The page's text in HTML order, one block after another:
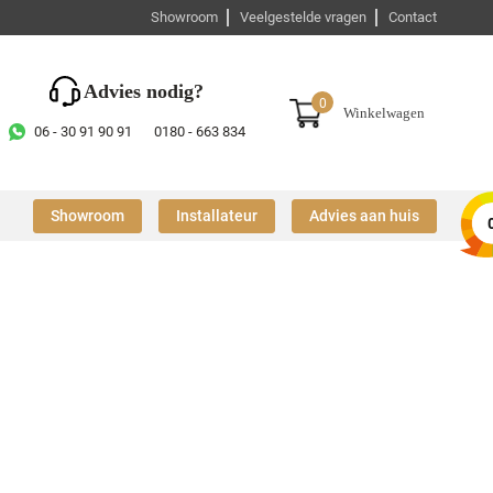
Showroom Veelgestelde vragen Contact
Advies nodig?
06 - 30 91 90 91 0180 - 663 834
0
Winkelwagen
Showroom Installateur Advies aan huis